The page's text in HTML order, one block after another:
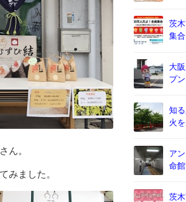
ん。
みました。
茨
集
大
プ
知
火
ア
命
茨